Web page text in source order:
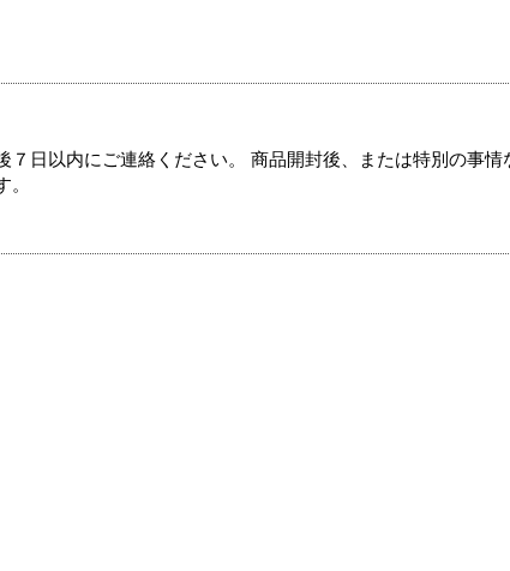
日以内にご連絡ください。 商品開封後、または特別の事情